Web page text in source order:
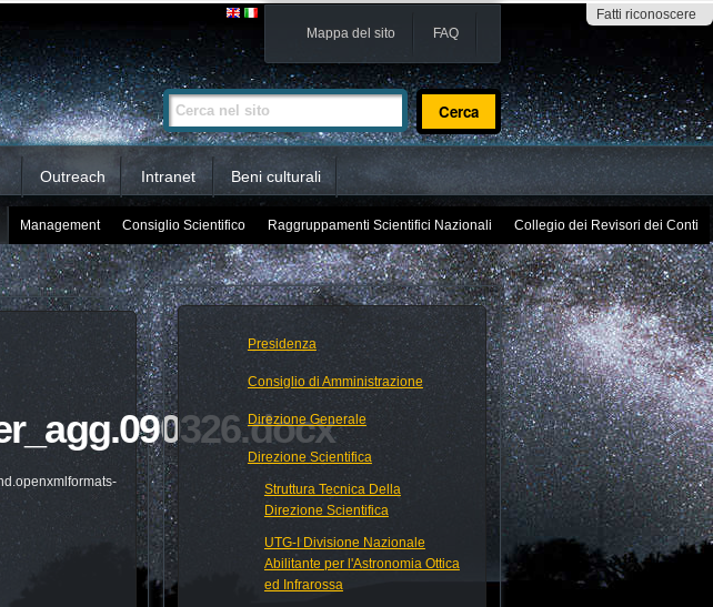
Fatti riconoscere
Mappa del sito FAQ
Cerca nel sito
Ricerca
avanzata…
Outreach Intranet Beni culturali
Management Consiglio Scientifico Raggruppamenti Scientifici Nazionali Collegio dei Revisori dei Conti
Presidenza
Consiglio di Amministrazione
Direzione Generale
Direzione Scientifica
Struttura Tecnica Della
Direzione Scientifica
UTG-I Divisione Nazionale
Abilitante per l'Astronomia Ottica
ed Infrarossa